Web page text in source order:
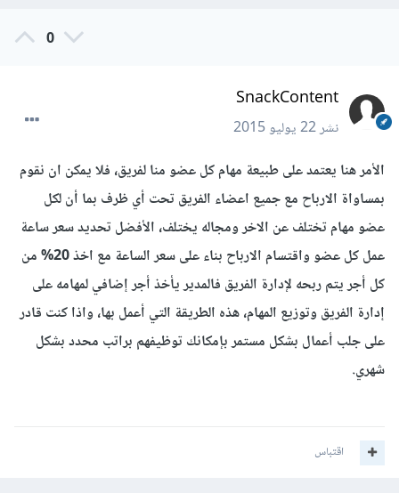
0
SnackContent
نشر22 يوليو 2015
الأمر هنا يعتمد على طبيعة مهام كل عضو منا لفريق، فلا يمكن ان نقوم
بمساواة الارباح مع جميع اعضاء الفريق تحت أي ظرف بما أن لكل
عضو مهام تختلف عن الاخر ومجاله يختلف، الأفضل تحديد سعر ساعة
عمل كل عضو واقتسام الارباح بناء على سعر الساعة مع اخذ 20% من
كل أجر يتم ربحه لإدارة الفريق فالمدير يأخذ أجر إضافي لمهامه على
إدارة الفريق وتوزيع المهام، هذه الطريقة التي أعمل بها، واذا كنت قادر
على جلب أعمال بشكل مستمر بإمكانك توظيفهم براتب محدد بشكل
شهري.
اقتباس